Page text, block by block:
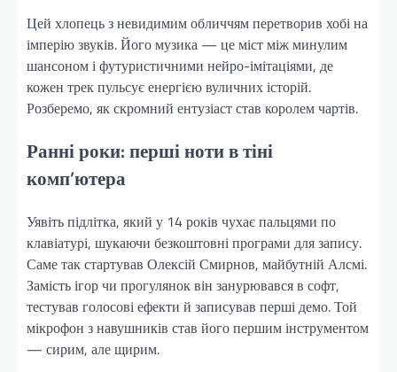
Цей хлопець з невидимим обличчям перетворив хобі на
імперію звуків. Його музика — це міст між минулим
шансоном і футуристичними нейро-імітаціями, де
кожен трек пульсує енергією вуличних історій.
Розберемо, як скромний ентузіаст став королем чартів.
Ранні роки: перші ноти в тіні
комп’ютера
Уявіть підлітка, який у 14 років чухає пальцями по
клавіатурі, шукаючи безкоштовні програми для запису.
Саме так стартував Олексій Смирнов, майбутній Алсмі.
Замість ігор чи прогулянок він занурювався в софт,
тестував голосові ефекти й записував перші демо. Той
мікрофон з навушників став його першим інструментом
— сирим, але щирим.